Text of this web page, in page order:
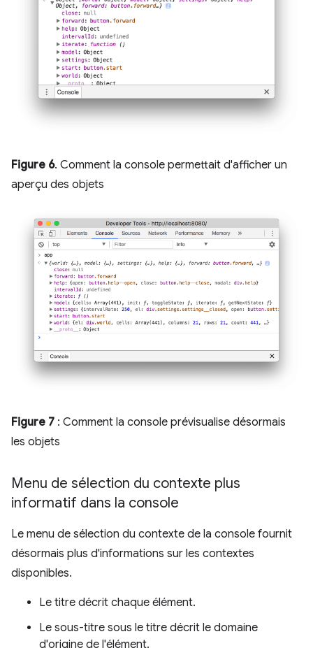
Figure 6. Comment la console permettait d'afficher un
aperçu des objets
Figure 7 : Comment la console prévisualise désormais
les objets
Menu de sélection du contexte plus
informatif dans la console
Le menu de sélection du contexte de la console fournit
désormais plus d'informations sur les contextes
disponibles.
Le titre décrit chaque élément.
Le sous-titre sous le titre décrit le domaine
d'origine de l'élément.